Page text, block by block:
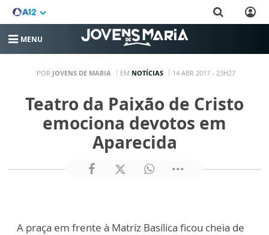
MENU
POR JOVENS DE MARIA EM NOTÍCIAS 14 ABR 2017 - 23H27
Teatro da Paixão de Cristo
emociona devotos em
Aparecida
A praça em frente à Matriz Basílica ficou cheia de